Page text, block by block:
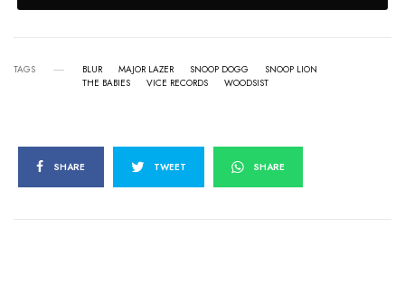
TAGS BLUR MAJOR LAZER SNOOP DOGG
SNOOP LION
THE BABIES
VICE RECORDS WOODSIST
SHARE TWEET SHARE